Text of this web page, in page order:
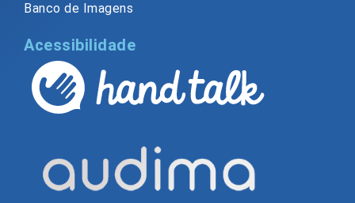
Banco de Imagens
Acessibilidade